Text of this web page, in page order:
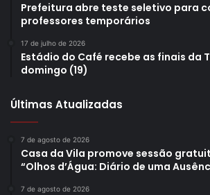
Prefeitura abre teste seletivo para
professores temporários
17 de julho de 2026
Estádio do Café recebe as finais da
domingo (19)
Últimas Atualizadas
7 de agosto de 2026
Casa da Vila promove sessão
“Olhos d’Água: Diário de uma
7 de agosto de 2026